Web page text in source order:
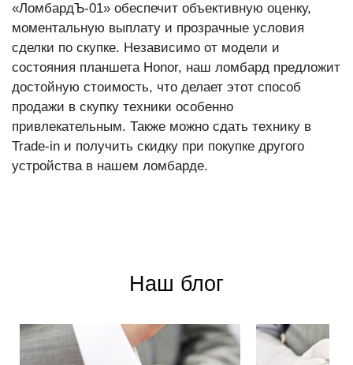
«ЛомбардЪ-01» обеспечит объективную оценку,
моментальную выплату и прозрачные условия
сделки по скупке. Независимо от модели и
состояния планшета Honor, наш ломбард предложит
достойную стоимость, что делает этот способ
продажи в скупку техники особенно
привлекательным. Также можно сдать технику в
Trade-in и получить скидку при покупке другого
устройства в нашем ломбарде.
Наш блог